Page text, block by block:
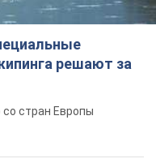
решают за
стран Европы